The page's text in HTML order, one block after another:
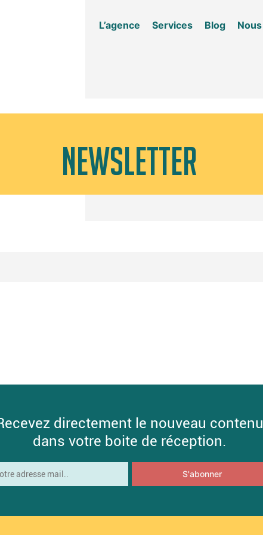
L’agence Services Blog
NEWSLETTER
directement le nouveau contenu
dans votre boite de réception.